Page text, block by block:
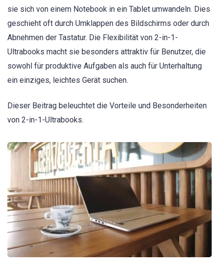
sie sich von einem Notebook in ein Tablet umwandeln. Dies
geschieht oft durch Umklappen des Bildschirms oder durch
Abnehmen der Tastatur. Die Flexibilität von 2-in-1-
Ultrabooks macht sie besonders attraktiv für Benutzer, die
sowohl für produktive Aufgaben als auch für Unterhaltung
ein einziges, leichtes Gerät suchen.
Dieser Beitrag beleuchtet die Vorteile und Besonderheiten
von 2-in-1-Ultrabooks.